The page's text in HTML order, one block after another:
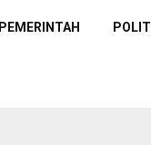
PEMERINTAH